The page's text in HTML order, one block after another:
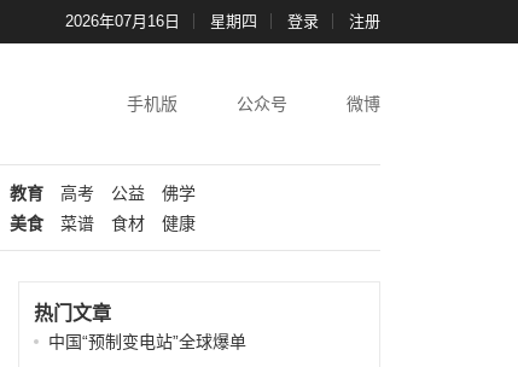
2026年07月16日 星期四 登录 注册
手机版 公众号 微博
教育 高考 公益
佛学
美食
菜谱 食材 健康
热门文章
中国“预制变电站”全球爆单